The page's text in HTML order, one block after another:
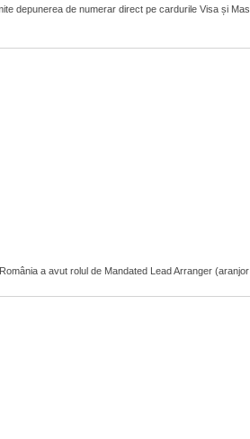
depunerea de numerar direct pe cardurile Visa și
a avut rolul de Mandated Lead Arranger